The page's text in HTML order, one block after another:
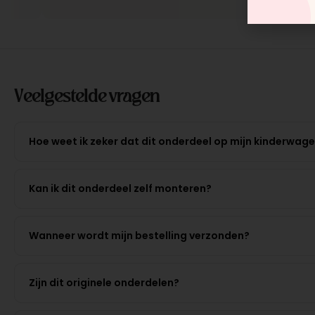
Veelgestelde vragen
Hoe weet ik zeker dat dit onderdeel op mijn
Kan ik dit onderdeel zelf monteren?
Wanneer wordt mijn bestelling verzonden?
Zijn dit originele onderdelen?